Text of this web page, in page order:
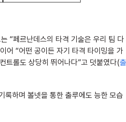
“페르난데스의 타격 기술은 우리 팀 다
어 “어떤 공이든 자기 타격 타이밍을 가
트롤도 상당히 뛰어나다”고 덧붙였다(출
록하며 볼넷을 통한 출루에도 능한 모습